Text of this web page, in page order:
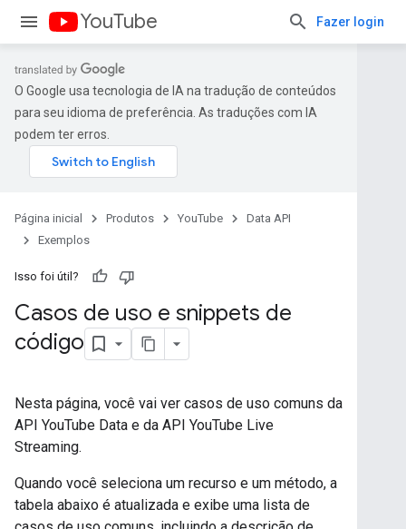
YouTube Fazer login
O Google usa tecnologia de IA na tradução de conteúdos
para seu idioma de preferência. As traduções com IA
podem ter erros.
Página inicial Produtos YouTube
Data API
Exemplos
Isso foi útil?
Casos de uso e snippets de
código